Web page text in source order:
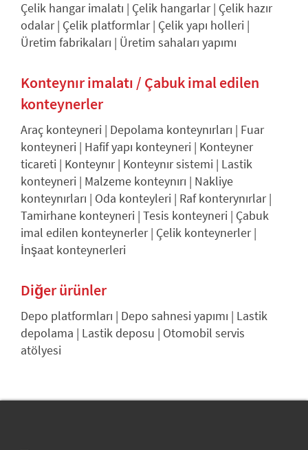
Çelik hangar imalatı | Çelik hangarlar| Çelik hazır
odalar| Çelik platformlar| Çelik yapı holleri |
Üretim fabrikaları | Üretim sahaları yapımı
Konteynır imalatı / Çabuk imal edilen
konteynerler
Araç konteyneri | Depolama konteynırları | Fuar
konteyneri | Hafif yapı konteyneri | Konteyner
ticareti | Konteynır| Konteynır sistemi | Lastik
konteyneri | Malzeme konteynırı | Nakliye
konteynırları | Oda konteyleri | Raf konterynırlar|
Tamirhane konteyneri | Tesis konteyneri | Çabuk
imal edilen konteynerler| Çelik konteynerler|
İnşaat konteynerleri
Diğer ürünler
Depo platformları | Depo sahnesi yapımı | Lastik
depolama | Lastik deposu | Otomobil servis
atölyesi